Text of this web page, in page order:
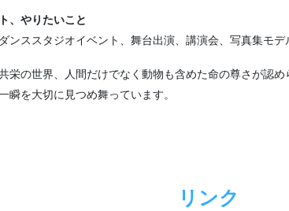
、やりたいこと
ンススタジオイベント、舞台出演、講演会、写真集モデ
栄の世界、人間だけでなく動物も含めた命の尊さが認
瞬を大切に見つめ舞っています。
リンク